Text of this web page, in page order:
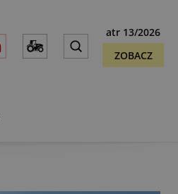
atr 13/2026
ZOBACZ